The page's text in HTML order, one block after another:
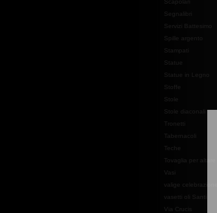
Scapolari
Segnalibri
Servizi Battesimo
Spille argento
Stampati
Statue
Statue in Legno
Stoffe
Stole
Stole diaconali
Tronetti
Tabernacoli
Teche
Tovaglia per altare
Vasi
valige celebrazione
vasetti oli Santi
Via Crucis